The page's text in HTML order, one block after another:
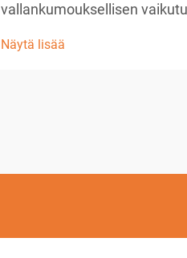
vallankumouksellisen
merkittävimmistä
Näytä lisää